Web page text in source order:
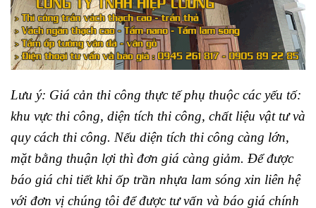
Lưu ý: Giá cản thi công thực tế phụ thuộc các yếu tố:
khu vực thi công, diện tích thi công, chất liệu vật tư và
quy cách thi công. Nếu diện tích thi công càng lớn,
mặt bằng thuận lợi thì đơn giá càng giảm. Để được
báo giá chi tiết khi ốp trần nhựa lam sóng xin liên hệ
với đơn vị chúng tôi để được tư vấn và báo giá chính